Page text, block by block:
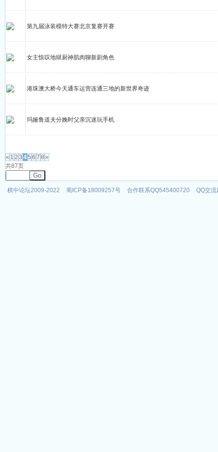
第九届泳装模特大赛北京复赛开赛
女主惊叹地狱厨神肌肉聊新剧角色
港珠澳大桥今天通车运营连通三地的新世界奇迹
玛娅鲁道夫分娩时父亲沉迷玩手机
« 1 2 3 45 6 7 8 »
共87页
Go
棋中论坛2009-2022 蜀ICP备18009257号 合作联系QQ545400720 QQ交